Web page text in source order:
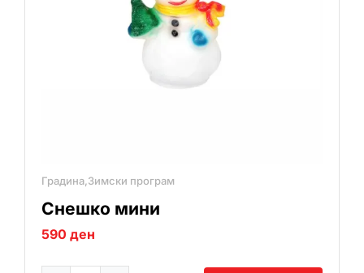
Градина,Зимски програм
Снешко мини
590 ден